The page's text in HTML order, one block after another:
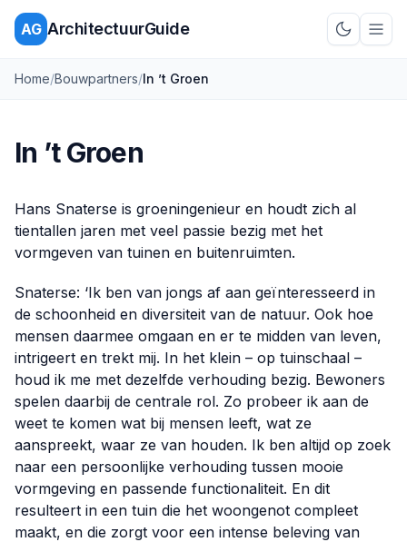
AG ArchitectuurGuide
Schakel
Home/Bouwpartners/In ’t Groen
In ’t Groen
Hans Snaterse is groeningenieur en houdt zich al
tientallen jaren met veel passie bezig met het
vormgeven van tuinen en buitenruimten.
Snaterse: ‘Ik ben van jongs af aan geïnteresseerd in
de schoonheid en diversiteit van de natuur. Ook hoe
mensen daarmee omgaan en er te midden van leven,
intrigeert en trekt mij. In het klein – op tuinschaal –
houd ik me met dezelfde verhouding bezig. Bewoners
spelen daarbij de centrale rol. Zo probeer ik aan de
weet te komen wat bij mensen leeft, wat ze
aanspreekt, waar ze van houden. Ik ben altijd op zoek
naar een persoonlijke verhouding tussen mooie
vormgeving en passende functionaliteit. En dit
resulteert in een tuin die het woongenot compleet
maakt, en die zorgt voor een intense beleving van